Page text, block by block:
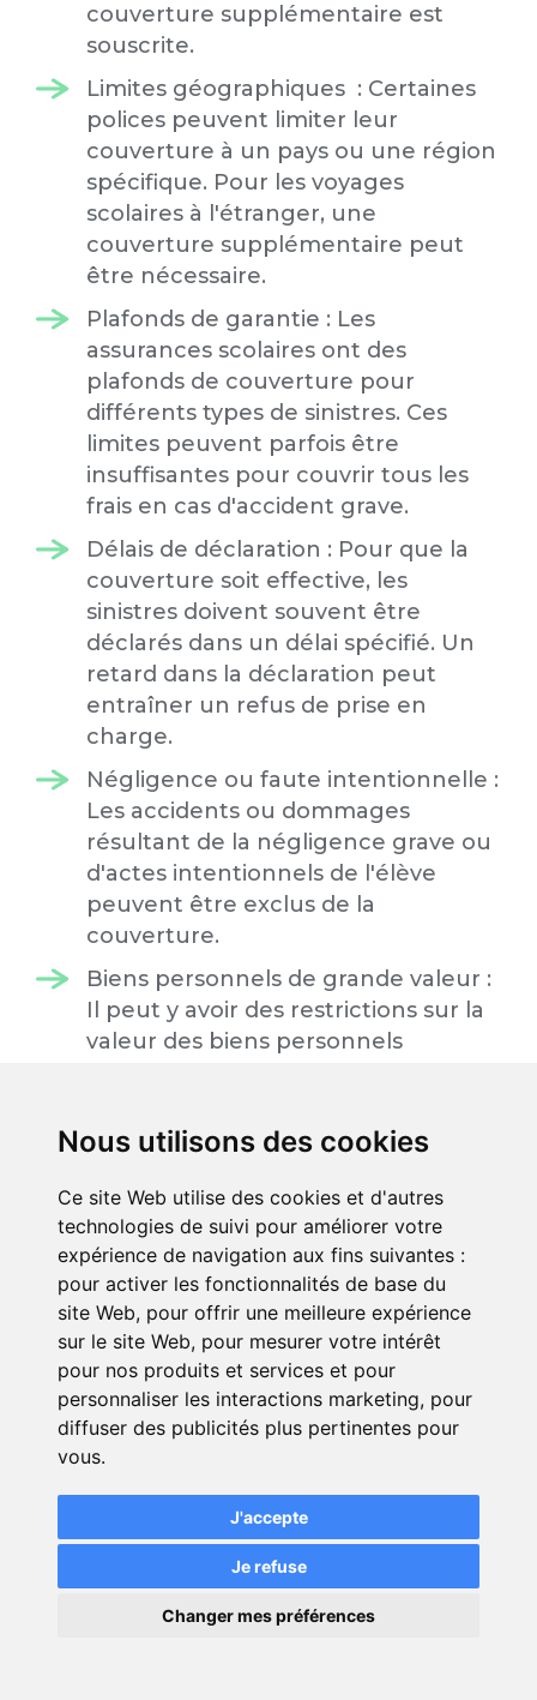
Nous utilisons des cookies
Ce site Web utilise des cookies et d'autres
technologies de suivi pour améliorer votre
expérience de navigation aux fins suivantes :
pour activer les fonctionnalités de base du
site Web, pour offrir une meilleure expérience
sur le site Web, pour mesurer votre intérêt
pour nos produits et services et pour
personnaliser les interactions marketing, pour
diffuser des publicités plus pertinentes pour
vous.
J'accepte
Je refuse
Changer mes préférences
couverture supplémentaire est
souscrite.
Limites géographiques : Certaines
polices peuvent limiter leur
couverture à un pays ou une région
spécifique. Pour les voyages
scolaires à l'étranger, une
couverture supplémentaire peut
être nécessaire.
Plafonds de garantie : Les
assurances scolaires ont des
plafonds de couverture pour
différents types de sinistres. Ces
limites peuvent parfois être
insuffisantes pour couvrir tous les
frais en cas d'accident grave.
Délais de déclaration : Pour que la
couverture soit effective, les
sinistres doivent souvent être
déclarés dans un délai spécifié. Un
retard dans la déclaration peut
entraîner un refus de prise en
charge.
Négligence ou faute intentionnelle :
Les accidents ou dommages
résultant de la négligence grave ou
d'actes intentionnels de l'élève
peuvent être exclus de la
couverture.
Biens personnels de grande valeur :
Il peut y avoir des restrictions sur la
valeur des biens personnels
électroniques chers, peuvent
supplémentaire.
Franchises : Certaines polices
incluent une franchise, c'est-à-dire
une somme qui reste à la charge de
l'assuré en cas de sinistre.
Exemple
de skateboard. Un jour, après
les cours, il décide de pratiquer
son sport favori dans la cour de
l'école avec quelques amis.
Malheureusement, il fait une